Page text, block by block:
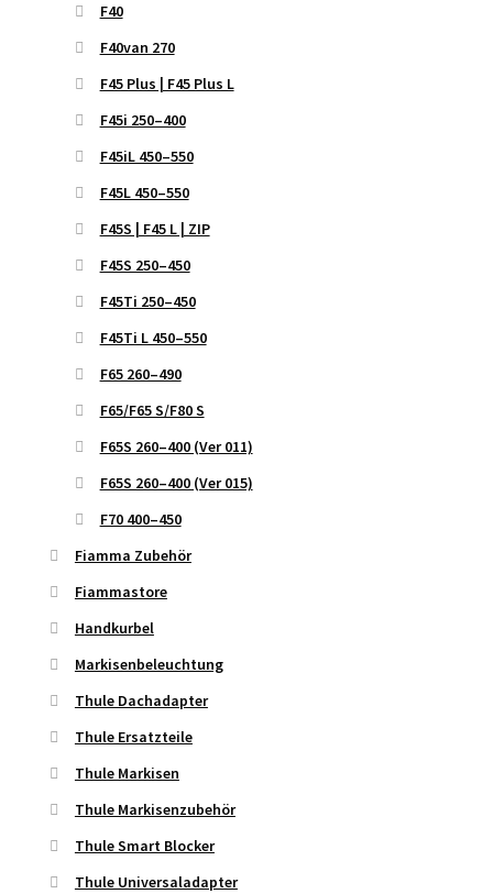
F40
F40van 270
F45 Plus | F45 Plus L
F45i 250–400
F45iL 450–550
F45L 450–550
F45S | F45 L | ZIP
F45S 250–450
F45Ti 250–450
F45Ti L 450–550
F65 260–490
F65/F65 S/F80 S
F65S 260–400 (Ver 011)
F65S 260–400 (Ver 015)
F70 400–450
Fiamma Zubehör
Fiammastore
Handkurbel
Markisenbeleuchtung
Thule Dachadapter
Thule Ersatzteile
Thule Markisen
Thule Markisenzubehör
Thule Smart Blocker
Thule Universaladapter